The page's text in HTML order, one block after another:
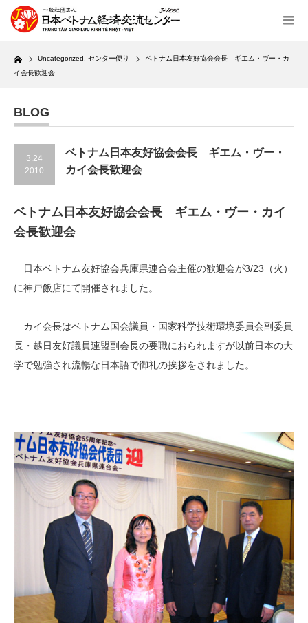
Home Uncategorized センター便り
ベトナム日本友好協会会長 ギエム・ヴー・カ
イ会長歓迎会
BLOG
3.24
2010
ベトナム日本友好協会会長 ギエム・ヴー・
カイ会長歓迎会
ベトナム日本友好協会会長 ギエム・ヴー・カイ
会長歓迎会
日本ベトナム友好協会兵庫県連合会主催の歓迎会が3/23（火）
に神戸飯店にて開催されました。
カイ会長はベトナム国会議員・国家科学技術環境委員会副委員
長・越日友好議員連盟副会長の要職におられますが以前日本の大
学で勉強され流暢な日本語で御礼の挨拶をされました。